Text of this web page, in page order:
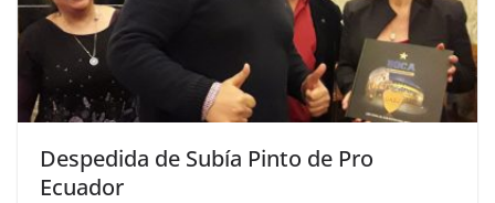
Despedida de Subía Pinto de Pro
Ecuador